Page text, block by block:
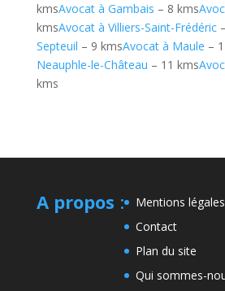
kmsAvocat à Gambais – 8 kms
kmsAvocat à Villiers-Saint-Frédéric
Septeuil – 9 kmsAvocat à Maule –
Neauphle-le-Château – 11 kms
kms
A propos :
Mentions légales
Contact
Plan du site
Qui sommes-